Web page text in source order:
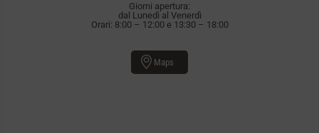
Giorni apertura:
dal Lunedì al Venerdì
Orari: 8:00 – 12:00 e 13:30 – 18:00
Maps